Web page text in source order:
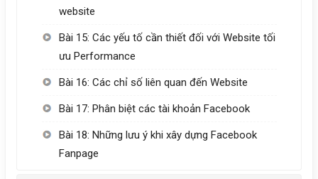
website
Bài 15: Các yếu tố cần thiết đối với Website tối
ưu Performance
Bài 16: Các chỉ số liên quan đến Website
Bài 17: Phân biệt các tài khoản Facebook
Bài 18: Những lưu ý khi xây dựng Facebook
Fanpage